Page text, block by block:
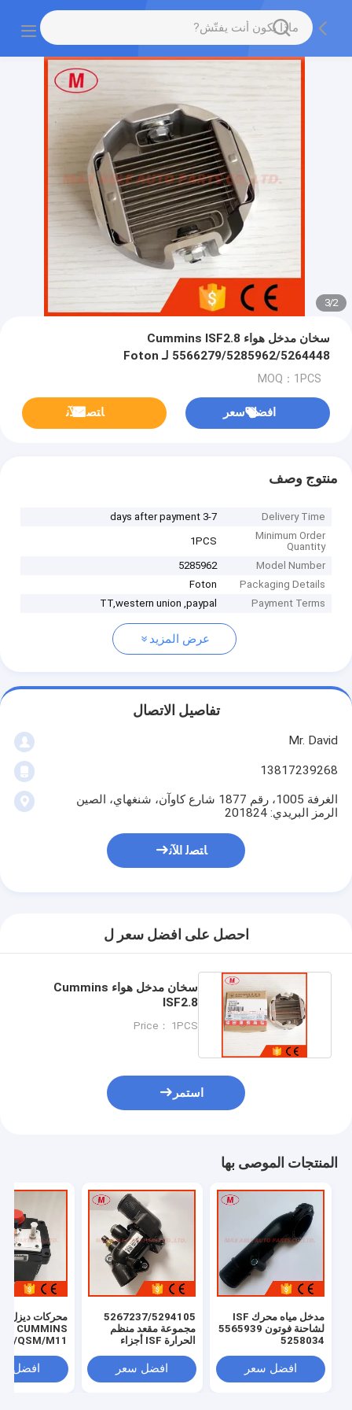
2
/
3
سخان مدخل هواء Cummins ISF2.8
5566279/5285962/5264448 لـ Foton
MOQ：1PCS
افضل سعر ﺎﺘﺼﻟ ﺍﻶﻧ
منتوج وصف
Delivery Time
3-7 days after payment
Minimum Order
Quantity
1PCS
Model Number
5285962
Packaging Details
Foton
Payment Terms
TT,western union ,paypal
عرض المزيد
تفاصيل الاتصال
Mr. David
13817239268
الغرفة 1005، رقم 1877 شارع كاوآن، شنغهاي، الصين
الرمز البريدي: 201824
ﺎﺘﺼﻟ ﺍﻶﻧ
احصل على افضل سعر ل
سخان مدخل هواء Cummins
ISF2.8
لـ Foton
Price： 1PCS
استمر
المنتجات الموصى بها
مدخل مياه محرك ISF
لشاحنة فوتون 5565939
5258034
افضل سعر
5267237/5294105
مجموعة مقعد منظم
الحرارة ISF أجزاء
افضل سعر
محركات ديزل
CUMMINS
QSM/M11
الجرعاتافضل